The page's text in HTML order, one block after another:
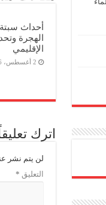
أحداث
الهجرة
الإقليمي
2 أغسطس، 2026
اترك
لن يتم نشر
التعليق *